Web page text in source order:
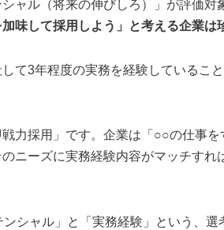
ャル（将来の伸びしろ）」が評価対
味して採用しよう」と考える企業は
て3年程度の実務を経験していること
力採用」です。企業は「○○の仕事
ニーズに実務経験内容がマッチすれ
シャル」と「実務経験」という、